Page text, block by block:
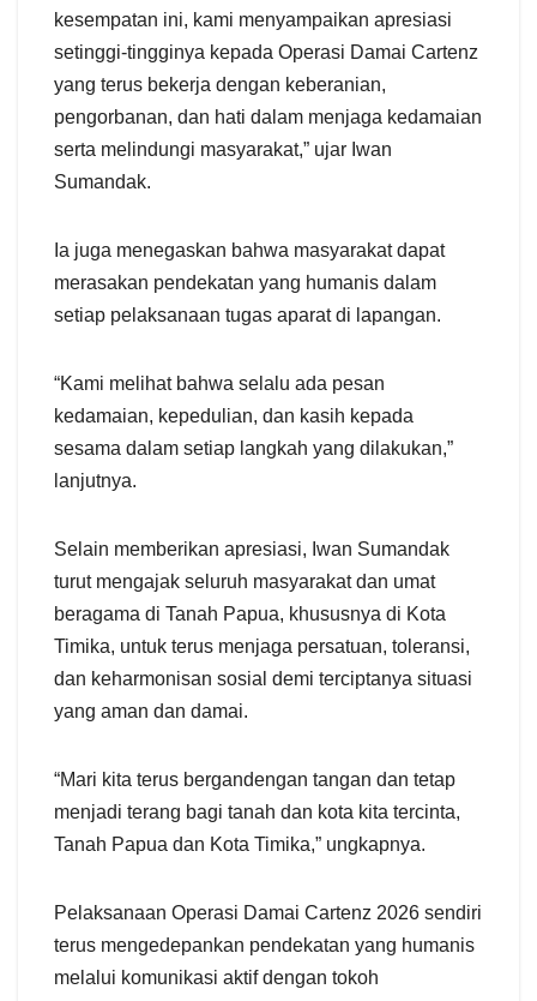
kesempatan ini, kami menyampaikan apresiasi
setinggi-tingginya kepada Operasi Damai Cartenz
yang terus bekerja dengan keberanian,
pengorbanan, dan hati dalam menjaga kedamaian
serta melindungi masyarakat,” ujar Iwan
Sumandak.
Ia juga menegaskan bahwa masyarakat dapat
merasakan pendekatan yang humanis dalam
setiap pelaksanaan tugas aparat di lapangan.
“Kami melihat bahwa selalu ada pesan
kedamaian, kepedulian, dan kasih kepada
sesama dalam setiap langkah yang dilakukan,”
lanjutnya.
Selain memberikan apresiasi, Iwan Sumandak
turut mengajak seluruh masyarakat dan umat
beragama di Tanah Papua, khususnya di Kota
Timika, untuk terus menjaga persatuan, toleransi,
dan keharmonisan sosial demi terciptanya situasi
yang aman dan damai.
“Mari kita terus bergandengan tangan dan tetap
menjadi terang bagi tanah dan kota kita tercinta,
Tanah Papua dan Kota Timika,” ungkapnya.
Pelaksanaan Operasi Damai Cartenz 2026 sendiri
terus mengedepankan pendekatan yang humanis
melalui komunikasi aktif dengan tokoh